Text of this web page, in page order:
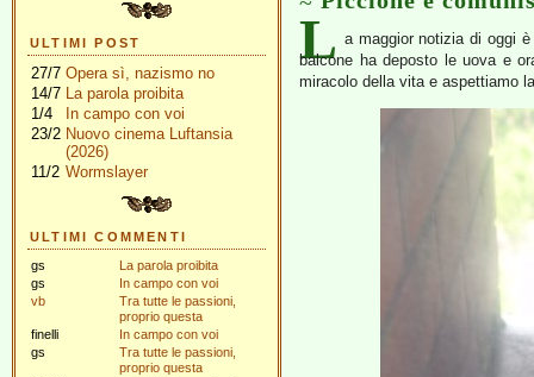
ULTIMI POST
27/7 Opera sì, nazismo no
14/7 La parola proibita
1/4
In campo con voi
23/2 Nuovo cinema Luftansia
(2026)
11/2 Wormslayer
ULTIMI COMMENTI
gs
La parola proibita
gs
In campo con voi
vb
Tra tutte le passioni,
proprio questa
finelli
In campo con voi
gs
Tra tutte le passioni,
proprio questa
L a maggior notizia di oggi
balcone ha deposto le uova e
miracolo della vita e aspettiamo